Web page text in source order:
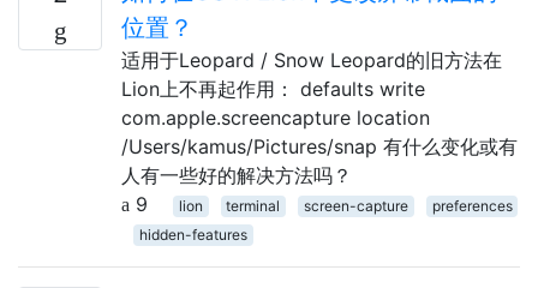
位置？
适用于Leopard / Snow Leopard的旧方法在
Lion上不再起作用： defaults write
com.apple.screencapture location
/Users/kamus/Pictures/snap 有什么变化或有
人有一些好的解决方法吗？
9
lion terminal screen-capture
preferences
hidden-features